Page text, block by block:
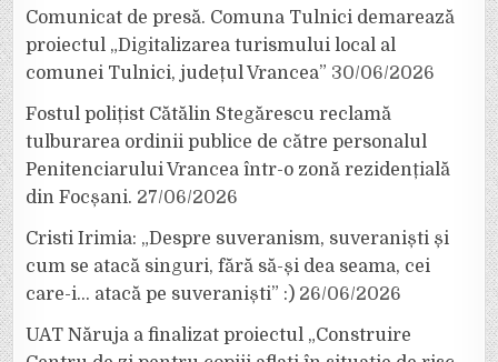
Comunicat de presă. Comuna Tulnici demarează
proiectul „Digitalizarea turismului local al
comunei Tulnici, județul Vrancea” 30/06/2026
Fostul polițist Cătălin Stegărescu reclamă
tulburarea ordinii publice de către personalul
Penitenciarului Vrancea într-o zonă rezidențială
din Focșani. 27/06/2026
Cristi Irimia: „Despre suveranism, suveraniști și
cum se atacă singuri, fără să-și dea seama, cei
care-i… atacă pe suveraniști” :) 26/06/2026
UAT Năruja a finalizat proiectul „Construire